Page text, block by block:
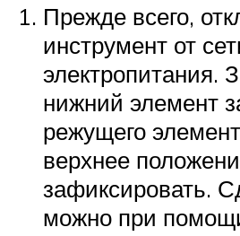
Прежде всего,
инструмент от
электропитания.
нижний элемент
режущего
верхнее
зафиксировать.
можно при